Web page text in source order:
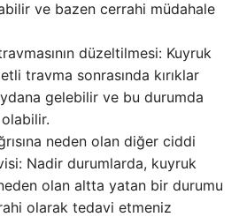
ve bazen cerrahi müdahale
düzeltilmesi: Kuyruk
travma sonrasında kırıklar
gelebilir ve bu durumda
neden olan diğer ciddi
Nadir durumlarda, kuyruk
olan altta yatan bir durumu
olarak tedavi etmeniz